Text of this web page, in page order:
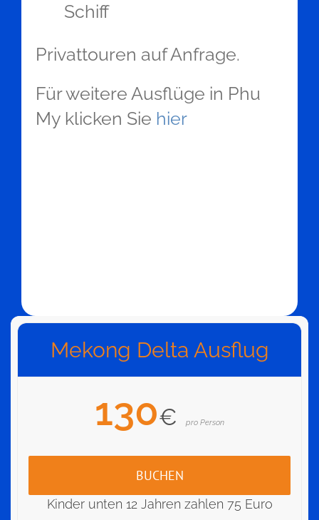
Schiff
Privattouren auf Anfrage.
Für weitere Ausflüge in Phu
My klicken Sie hier
Mekong Delta Ausflug
130€ pro Person
BUCHEN
Kinder unten 12 Jahren zahlen 75 Euro